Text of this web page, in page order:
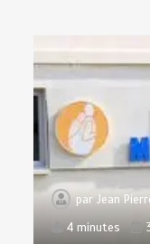
parJean
4 minutes